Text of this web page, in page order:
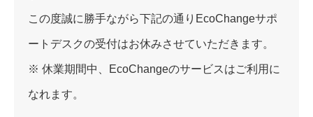
この度誠に勝手ながら下記の通りEcoChangeサポ
ートデスクの受付はお休みさせていただきます。
※ 休業期間中、EcoChangeのサービスはご利用に
なれます。